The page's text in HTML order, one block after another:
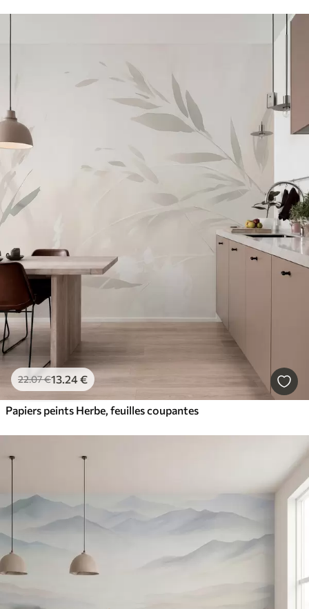
22.07€13.24€
Papiers peints Herbe, feuilles coupantes